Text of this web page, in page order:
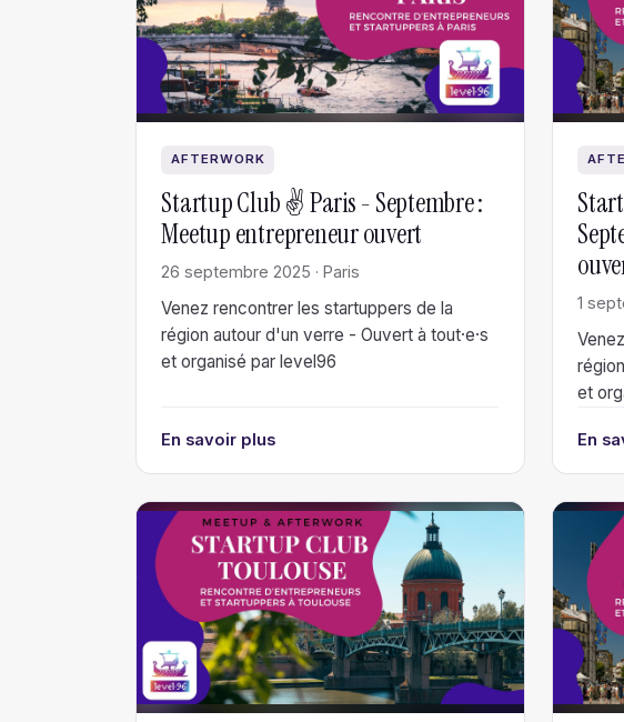
AFTERWORK
Startup Club ✌️ Paris - Septembre :
Meetup entrepreneur ouvert
26 septembre 2025 · Paris
Venez rencontrer les startuppers de la
région autour d'un verre - Ouvert à tout·e·s
et organisé par level96
En savoir plus
1
et
En